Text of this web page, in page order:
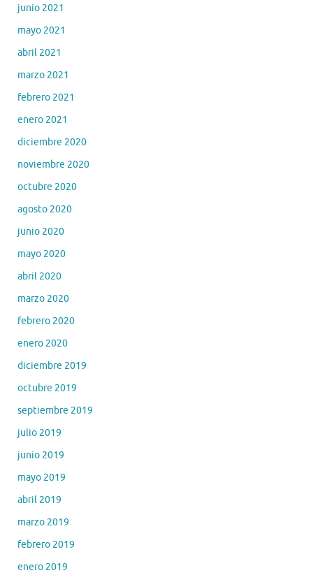
junio 2021
mayo 2021
abril 2021
marzo 2021
febrero 2021
enero 2021
diciembre 2020
noviembre 2020
octubre 2020
agosto 2020
junio 2020
mayo 2020
abril 2020
marzo 2020
febrero 2020
enero 2020
diciembre 2019
octubre 2019
septiembre 2019
julio 2019
junio 2019
mayo 2019
abril 2019
marzo 2019
febrero 2019
enero 2019